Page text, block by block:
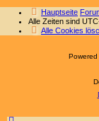
Hauptseite
Alle Zeiten sind
Alle Cookies
Powered